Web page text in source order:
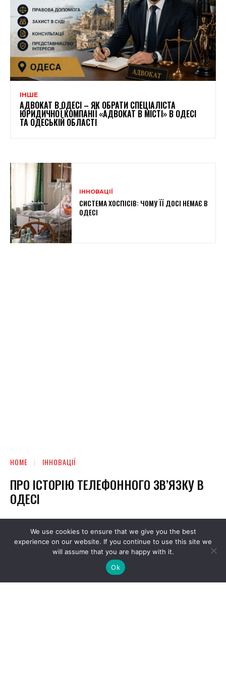
ІНШЕ
АДВОКАТ В ОДЕСІ – ЯК ОБРАТИ СПЕЦІАЛІСТА
ЮРИДИЧНОЇ КОМПАНІЇ «АДВОКАТ В МІСТІ» В ОДЕСІ
ТА ОДЕСЬКІЙ ОБЛАСТІ
ІННОВАЦІЇ
СИСТЕМА ХОСПІСІВ: ЧОМУ ЇЇ ДОСІ НЕМАЄ В
ОДЕСІ
We use cookies to ensure that we give you the best
experience on our website. If you continue to use this site we
will assume that you are happy with it.
Ok